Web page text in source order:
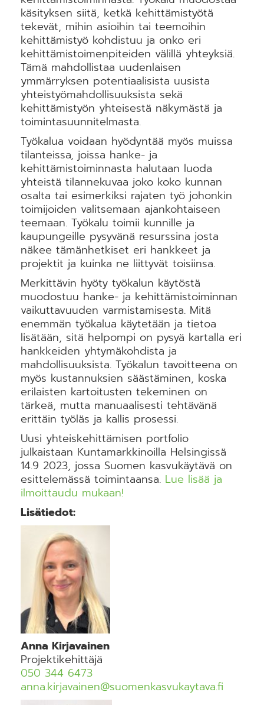
käsityksen siitä, ketkä kehittämistyötä
tekevät, mihin asioihin tai teemoihin
kehittämistyö kohdistuu ja onko eri
kehittämistoimenpiteiden välillä yhteyksiä.
Tämä mahdollistaa uudenlaisen
ymmärryksen potentiaalisista uusista
yhteistyömahdollisuuksista sekä
kehittämistyön yhteisestä näkymästä ja
toimintasuunnitelmasta.
Työkalua voidaan hyödyntää myös muissa
tilanteissa, joissa hanke- ja
kehittämistoiminnasta halutaan luoda
yhteistä tilannekuvaa joko koko kunnan
osalta tai esimerkiksi rajaten työ johonkin
toimijoiden valitsemaan ajankohtaiseen
teemaan. Työkalu toimii kunnille ja
kaupungeille pysyvänä resurssina josta
näkee tämänhetkiset eri hankkeet ja
projektit ja kuinka ne liittyvät toisiinsa.
Merkittävin hyöty työkalun käytöstä
muodostuu hanke- ja kehittämistoiminnan
vaikuttavuuden varmistamisesta. Mitä
enemmän työkalua käytetään ja tietoa
lisätään, sitä helpompi on pysyä kartalla eri
hankkeiden yhtymäkohdista ja
mahdollisuuksista. Työkalun tavoitteena on
myös kustannuksien säästäminen, koska
erilaisten kartoitusten tekeminen on
tärkeä, mutta manuaalisesti tehtävänä
erittäin työläs ja kallis prosessi.
Uusi yhteiskehittämisen portfolio
julkaistaan Kuntamarkkinoilla Helsingissä
14.9 2023, jossa Suomen kasvukäytävä on
esittelemässä toimintaansa. Lue lisää ja
ilmoittaudu mukaan!
Lisätiedot:
Anna Kirjavainen
Projektikehittäjä
050 344 6473
anna.kirjavainen@suomenkasvukaytava.fi